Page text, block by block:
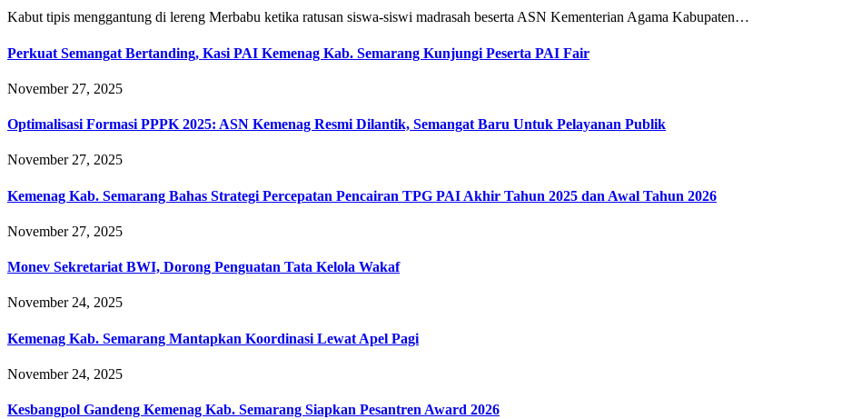
Kabut tipis menggantung di lereng Merbabu ketika ratusan siswa-siswi madrasah beserta ASN Kementerian Agama Kabupaten…
Perkuat Semangat Bertanding, Kasi PAI Kemenag Kab. Semarang Kunjungi Peserta PAI Fair
November 27, 2025
Optimalisasi Formasi PPPK 2025: ASN Kemenag Resmi Dilantik, Semangat Baru Untuk Pelayanan Publik
November 27, 2025
Kemenag Kab. Semarang Bahas Strategi Percepatan Pencairan TPG PAI Akhir Tahun 2025 dan Awal Tahun 2026
November 27, 2025
Monev Sekretariat BWI, Dorong Penguatan Tata Kelola Wakaf
November 24, 2025
Kemenag Kab. Semarang Mantapkan Koordinasi Lewat Apel Pagi
November 24, 2025
Kesbangpol Gandeng Kemenag Kab. Semarang Siapkan Pesantren Award 2026